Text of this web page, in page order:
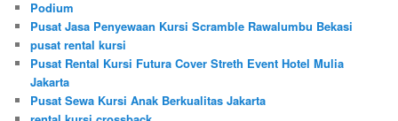
Podium
Pusat Jasa Penyewaan Kursi Scramble Rawalumbu Bekasi
pusat rental kursi
Pusat Rental Kursi Futura Cover Streth Event Hotel Mulia
Jakarta
Pusat Sewa Kursi Anak Berkualitas Jakarta